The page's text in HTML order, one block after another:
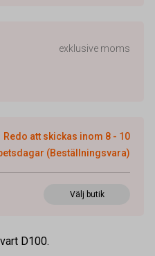
exklusive moms
Redo att skickas inom 8 - 10
(Beställningsvara)
Välj butik
D100.